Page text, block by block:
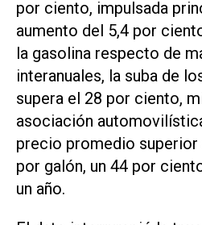
por ciento, impulsada
aumento del 5,4 por
la gasolina respecto de
interanuales, la suba de
supera el 28 por ciento,
asociación
precio promedio superior
por galón, un 44 por
un año.